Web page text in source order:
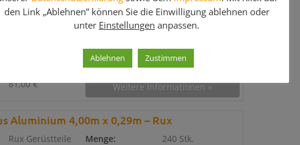
mit Alu-Kopfstück 3,00m x 0,59m – Rux
Menge:
100 Stk.
Gewicht:
20.30 kg
81,00 € Weitere Informationen »
Aluminium 4,00m x 0,29m – Rux
Rux Gerüstteile Menge:
240 Stk.
den Link „Ablehnen” können Sie die Einwilligung ablehnen oder
unter Einstellungen anpassen.
Ablehnen Zustimmen